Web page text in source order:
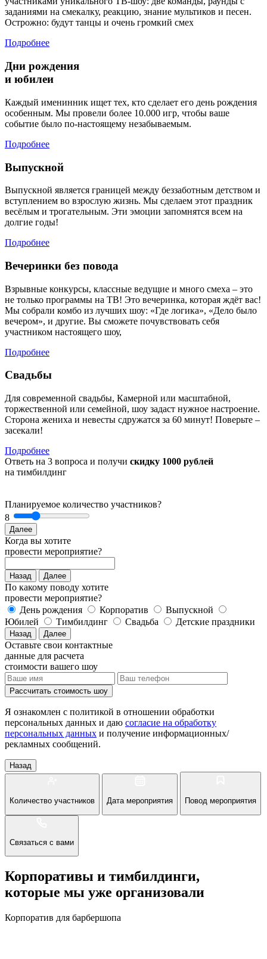
заданиями на смекалку, реакцию, знание мультиков и песен.
Острожно: будут танцы и очень громкий смех
Подробнее
Дни рождения
и юбилеи
Каждый именинник ищет тех, кто сделает его день рождения
особенным. Мы провели более 10.000 игр, чтобы ваше
событие было по-настоящему незабываемым.
Подробнее
Выпускной
Выпускной является границей между беззаботным детством и
вступлением во взрослую жизнь. Мы сделаем этот праздник
весёлым и трогательным. Эти эмоции запомнятся всем на
долгие годы!
Подробнее
Вечеринки без повода
Взрывные конкурсы, классные ведущие и много смеха – это
не только программы на ТВ! Это вечеринка, которая ждёт вас!
Мы собрали комбо из лучших шоу: «Где логика», «Дело было
вечером», и другие. Вы сможете почувствовать себя
участником настоящего шоу,
Подробнее
Свадьбы
Для современной свадьбы, Камерной или масштабной,
торжественной или семейной, шоу задаст нужное настроение.
Сторона жениха и невесты сдружатся за 60 минут! Поверьте –
засекали!
Подробнее
Ответь на 3 вопроса и получи скидку 1000 рублей
на тимбилдинг
Планируемое количество участников?
8
Далее
Когда вы хотите
провести мероприятие?
Назад Далее
По какому поводу хотите
провести мероприятие?
День рождения
Корпоратив
Выпускной
Юбилей
Тимбилдинг Свадьба Детские праздники
Назад Далее
Оставьте свои контактные
данные для расчета
стоимости вашего шоу
Рассчитать стоимость шоу
Я ознакомлен с политикой в отношении обработки
персональных данных и даю согласие на обработку
персональных данных и получение информационных/
рекламных сообщений.
Назад
Количество участников Дата мероприятия Повод мероприятия
Связаться с вами
Корпоративы и тимбилдинги,
которые мы уже организовали
Корпоратив для барбершопа